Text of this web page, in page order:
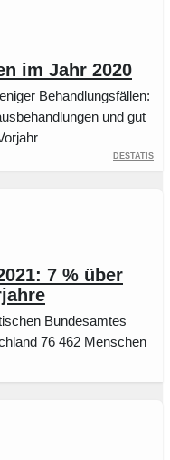
im Jahr 2020
Behandlungsfällen:
und gut
Destatis
7 % über
Bundesamtes
76 462 Menschen